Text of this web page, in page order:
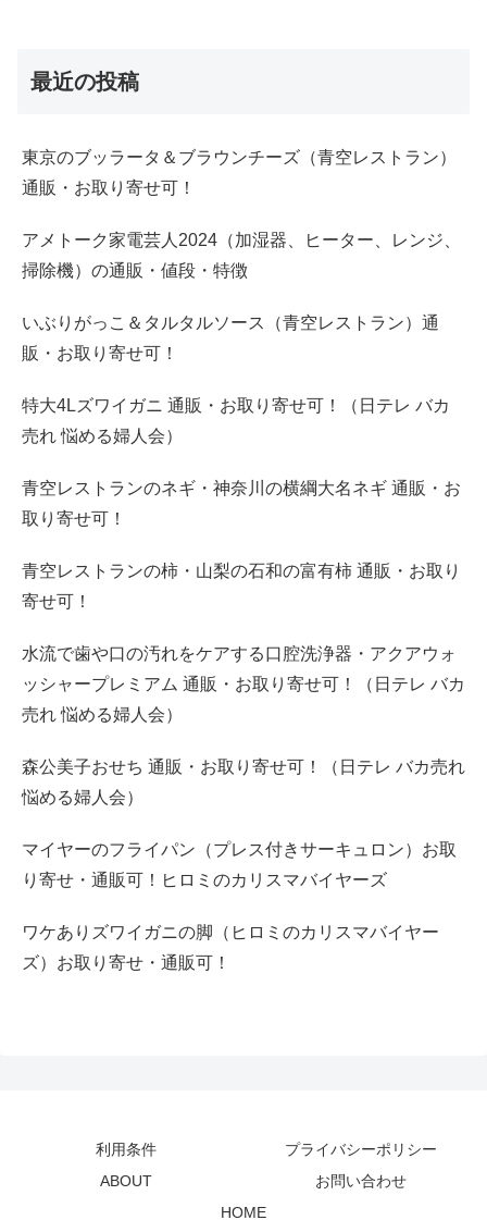
最近の投稿
東京のブッラータ＆ブラウンチーズ（青空レストラン）
通販・お取り寄せ可！
アメトーク家電芸人2024（加湿器、ヒーター、レンジ、
掃除機）の通販・値段・特徴
いぶりがっこ＆タルタルソース（青空レストラン）通
販・お取り寄せ可！
特大4Lズワイガニ 通販・お取り寄せ可！（日テレ バカ
売れ 悩める婦人会）
青空レストランのネギ・神奈川の横綱大名ネギ 通販・お
取り寄せ可！
青空レストランの柿・山梨の石和の富有柿 通販・お取り
寄せ可！
水流で歯や口の汚れをケアする口腔洗浄器・アクアウォ
ッシャープレミアム 通販・お取り寄せ可！（日テレ バカ
売れ 悩める婦人会）
森公美子おせち 通販・お取り寄せ可！（日テレ バカ売れ
悩める婦人会）
マイヤーのフライパン（プレス付きサーキュロン）お取
り寄せ・通販可！ヒロミのカリスマバイヤーズ
ワケありズワイガニの脚（ヒロミのカリスマバイヤー
ズ）お取り寄せ・通販可！
利用条件
プライバシーポリシー
ABOUT
お問い合わせ
HOME